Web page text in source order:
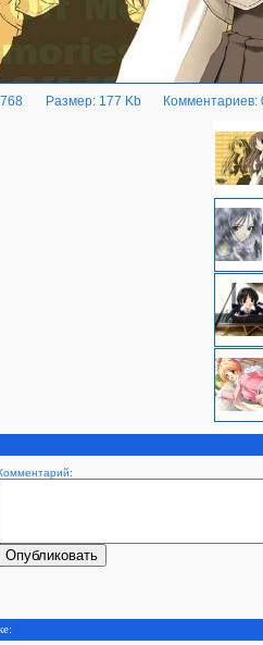
Размер: 177 Kb Комментариев: